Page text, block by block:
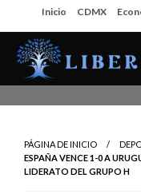
al
contenido
Inicio CDMX
PÁGINA DE INICIO
ESPAÑA VENCE 1-0 A
LIDERATO DEL GRUPO H